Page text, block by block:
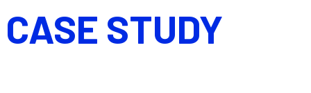
CASE STUDY